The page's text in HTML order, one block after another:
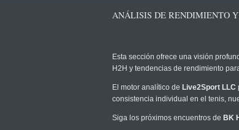
ANÁLISIS DE RENDIMIENTO
Esta sección ofrece una visión
H2H y tendencias de rendimiento
El motor analítico de Live2Sport LLC
consistencia individual en el tenis,
Siga los próximos encuentros de BK